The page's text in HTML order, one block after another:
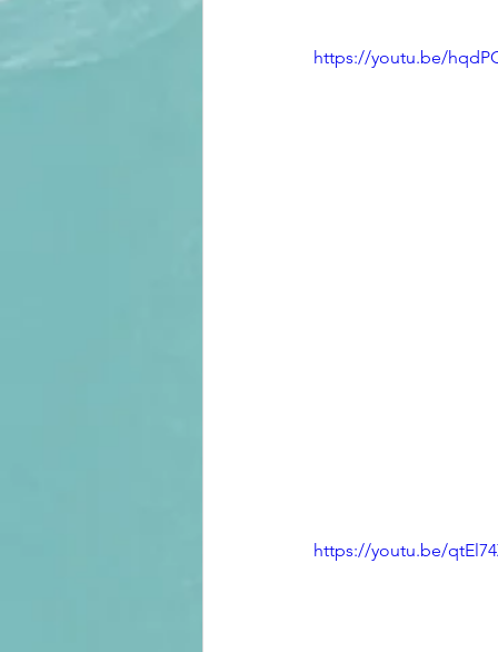
https://youtu.be/
https://youtu.be/